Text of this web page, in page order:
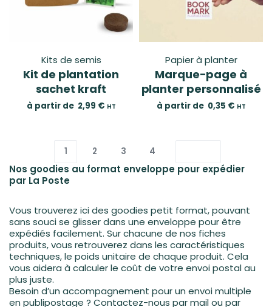
Kits de semis
Kit de plantation
sachet kraft
à partir de 2,99 € HT
Papier à planter
Marque-page à
planter personnalisé
à partir de 0,35 € HT
1 2 3 4
Nos goodies au format enveloppe pour expédier
par La Poste
Vous trouverez ici des goodies petit format, pouvant
sans souci se glisser dans une enveloppe pour être
expédiés facilement. Sur chacune de nos fiches
produits, vous retrouverez dans les caractéristiques
techniques, le poids unitaire de chaque produit. Cela
vous aidera à calculer le coût de votre envoi postal au
plus juste.
Besoin d’un accompagnement pour un envoi multiple
en publipostage ? Contactez-nous par mail ou par